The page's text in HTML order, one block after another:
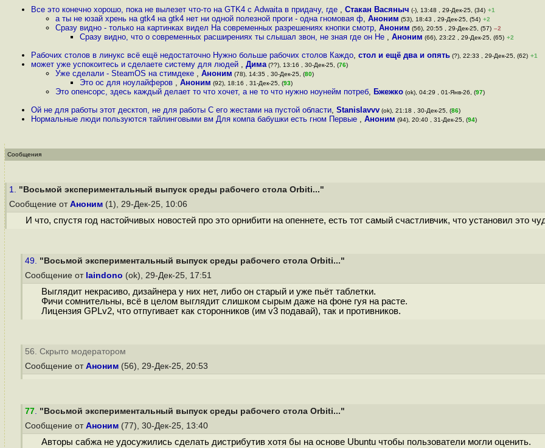
Все это конечно хорошо, пока не вылезет что-то на GTK4 с Adwaita в придачу, где , Стакан Васяныч (-), 13:48 , 29-Дек-25, (34) +1
а ты не юзай хрень на gtk4 на gtk4 нет ни одной полезной проги - одна гномовая ф, Аноним (53), 18:43 , 29-Дек-25, (54) +2
Сразу видно - только на картинках видел На современных разрешениях кнопки смотр, Аноним (56), 20:55 , 29-Дек-25, (57) –2
Сразу видно, что о современных расширениях ты слышал звон, не зная где он Не , Аноним (66), 23:22 , 29-Дек-25, (65) +2
Рабочих столов в линукс всё ещё недостаточно Нужно больше рабочих столов Каждо, стол и ещё два и опять (?), 22:33 , 29-Дек-25, (62) +1
может уже успокоитесь и сделаете систему для людей , Дима (??), 13:16 , 30-Дек-25, (76)
Уже сделали - SteamOS на стимдеке , Аноним (78), 14:35 , 30-Дек-25, (80)
Это ос для ноулайферов , Аноним (92), 18:16 , 31-Дек-25, (93)
Это опенсорс, здесь каждый делает то что хочет, а не то что нужно ноунейм потреб, Бжежко (ok), 04:29 , 01-Янв-26, (97)
Ой не для работы этот десктоп, не для работы С его жестами на пустой области, Stanislavvv (ok), 21:18 , 30-Дек-25, (86)
Нормальные люди пользуются тайлинговыми вм Для компа бабушки есть гном Первые , Аноним (94), 20:40 , 31-Дек-25, (94)
Сообщения
1. "Восьмой экспериментальный выпуск среды рабочего стола Orbiti..."
Сообщение от Аноним (1), 29-Дек-25, 10:06
И что, спустя год настойчивых новостей про это орнибити на опеннете, есть тот самый счастливчик, что установил это
49. "Восьмой экспериментальный выпуск среды рабочего стола Orbiti..."
Сообщение от laindono (ok), 29-Дек-25, 17:51
Выглядит некрасиво, дизайнера у них нет, либо он старый и уже пьёт таблетки.
Фичи сомнительны, всё в целом выглядит слишком сырым даже на фоне гуя на расте.
Лицензия GPLv2, что отпугивает как сторонников (им v3 подавай), так и противников.
56. Скрыто модератором
Сообщение от Аноним (56), 29-Дек-25, 20:53
77. "Восьмой экспериментальный выпуск среды рабочего стола Orbiti..."
Сообщение от Аноним (77), 30-Дек-25, 13:40
Авторы сабжа не удосужились сделать дистрибутив хотя бы на основе Ubuntu чтобы пользователи могли оценить.